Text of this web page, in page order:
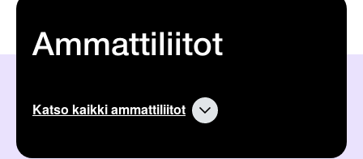
Ammattiliitot
Katso kaikki ammattiliitot